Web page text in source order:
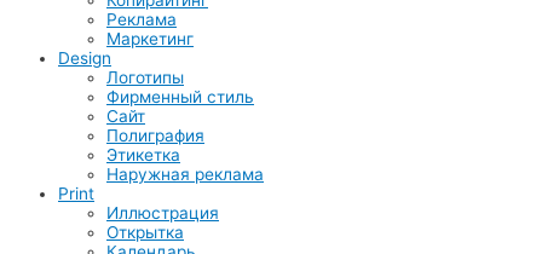
Реклама
Маркетинг
Design
Логотипы
Фирменный стиль
Сайт
Полиграфия
Этикетка
Наружная реклама
Print
Иллюстрация
Открытка